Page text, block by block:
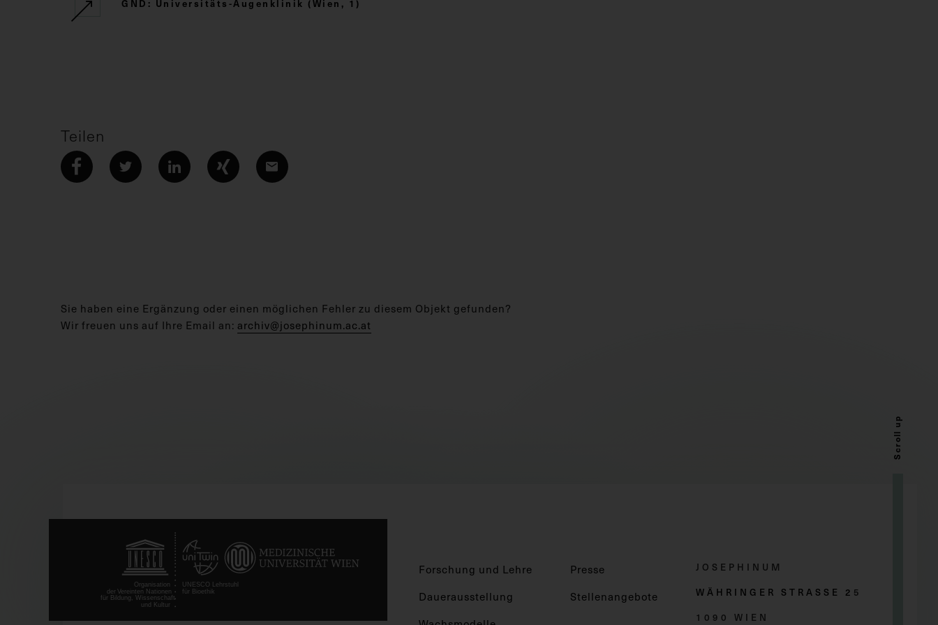
GND: Universitäts-Augenklinik (Wien, 1)
Teilen
Sie haben eine Ergänzung oder einen möglichen Fehler zu diesem Objekt gefunden?
Wir freuen uns auf Ihre Email an: archiv@josephinum.ac.at
Scroll up
Forschung und Lehre
Dauerausstellung
Presse
Stellenangebote
JOSEPHINUM
WÄHRINGER STRASSE 2 5
1090 WIEN